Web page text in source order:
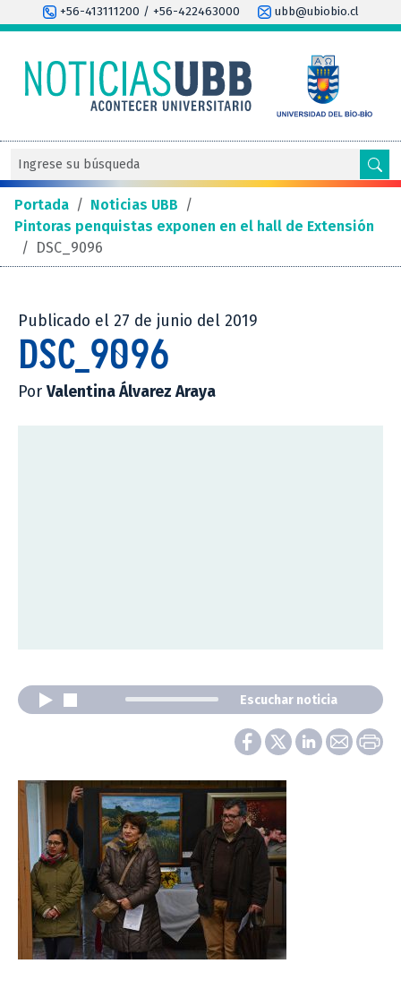
+56-413111200 / +56-422463000 ubb@ubiobio.cl
Portada / Noticias UBB /
Pintoras penquistas exponen en el hall de Extensión
/ DSC_9096
Publicado el 27 de junio del 2019
DSC_9096
PorValentina Álvarez Araya
Escuchar noticia